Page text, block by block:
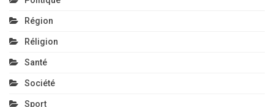
Région
Réligion
Santé
Société
Sport